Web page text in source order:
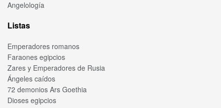
Angelología
Listas
Emperadores romanos
Faraones egipcios
Zares y Emperadores de Rusia
Ángeles caídos
72 demonios Ars Goethia
Dioses egipcios